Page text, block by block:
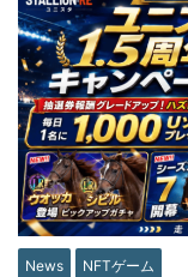
News NFTゲーム